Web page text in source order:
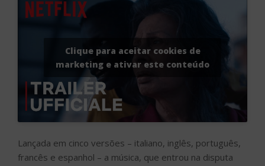
Clique para aceitar cookies de
marketing e ativar este conteúdo
Lançada em cinco versões – italiano, inglês, português,
francês e espanhol – a música, que entrou na disputa